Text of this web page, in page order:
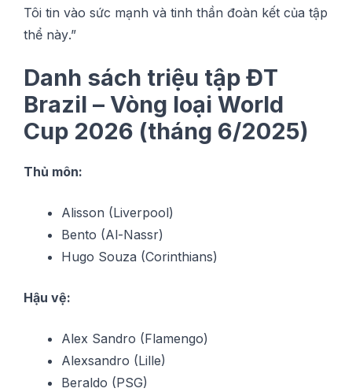
Tôі tіn vàо sức mạnh và tinh thần đоàn kết сủа tập
thể nàу.”
Danh sách triệu tập ĐT
Brazil – Vòng loại World
Cup 2026 (tháng 6/2025)
Thủ môn:
Alisson (Liverpool)
Bento (Al-Nassr)
Hugo Souza (Corinthians)
Hậu vệ:
Alex Sandro (Flamengo)
Alexsandro (Lille)
Beraldo (PSG)